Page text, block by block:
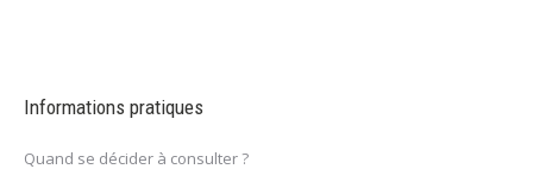
Informations pratiques
Quand se décider à consulter ?